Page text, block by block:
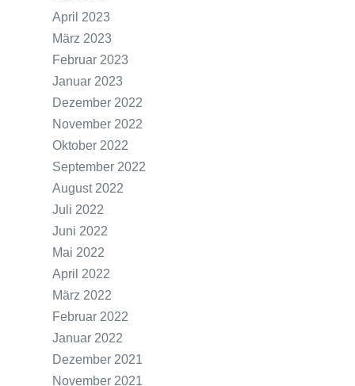
April 2023
März 2023
Februar 2023
Januar 2023
Dezember 2022
November 2022
Oktober 2022
September 2022
August 2022
Juli 2022
Juni 2022
Mai 2022
April 2022
März 2022
Februar 2022
Januar 2022
Dezember 2021
November 2021